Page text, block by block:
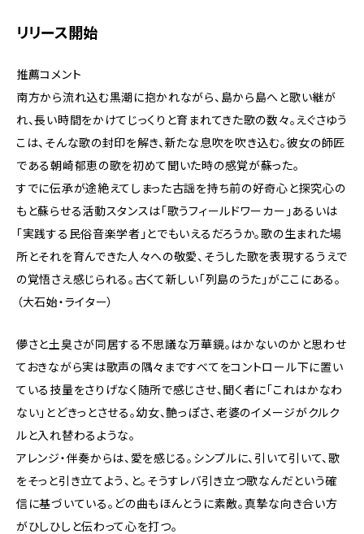
リリース開始
推薦コメント
南方から流れ込む黒潮に抱かれながら、島から島へと歌い継が
れ、長い時間をかけてじっくりと育まれてきた歌の数々。えぐさゆう
こは、そんな歌の封印を解き、新たな息吹を吹き込む。彼女の師匠
である朝崎郁恵の歌を初めて聞いた時の感覚が蘇った。
すでに伝承が途絶えてしまった古謡を持ち前の好奇心と探究心の
もと蘇らせる活動スタンスは「歌うフィールドワーカー」あるいは
「実践する民俗音楽学者」とでもいえるだろうか。歌の生まれた場
所とそれを育んできた人々への敬愛、そうした歌を表現するうえで
の覚悟さえ感じられる。古くて新しい「列島のうた」がここにある。
（大石始・ライター）
儚さと土臭さが同居する不思議な万華鏡。はかないのかと思わせ
ておきながら実は歌声の隅々まですべてをコントロール下に置い
ている技量をさりげなく随所で感じさせ、聞く者に「これはかなわ
ない」とどきっとさせる。幼女、艶っぽさ、老婆のイメージがクルク
ルと入れ替わるような。
アレンジ・伴奏からは、愛を感じる。シンプルに、引いて引いて、歌
をそっと引き立てよう、と。そうすレバ引き立つ歌なんだという確
信に基づいている。どの曲もほんとうに素敵。真摯な向き合い方
がひしひしと伝わって心を打つ。